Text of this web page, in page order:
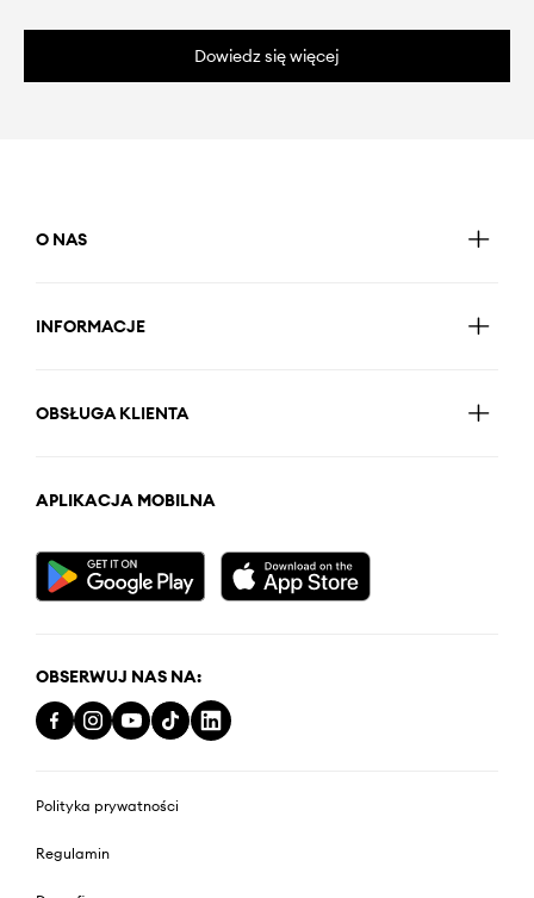
Dowiedz się więcej
O NAS
INFORMACJE
OBSŁUGA KLIENTA
APLIKACJA MOBILNA
OBSERWUJ NAS NA:
Polityka prywatności
Regulamin